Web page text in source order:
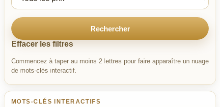
Rechercher
Effacer les filtres
Commencez à taper au moins 2 lettres pour faire apparaître un nuage
de mots-clés interactif.
MOTS-CLÉS INTERACTIFS